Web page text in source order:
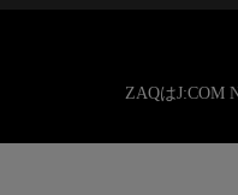
ZAQはJ:COM